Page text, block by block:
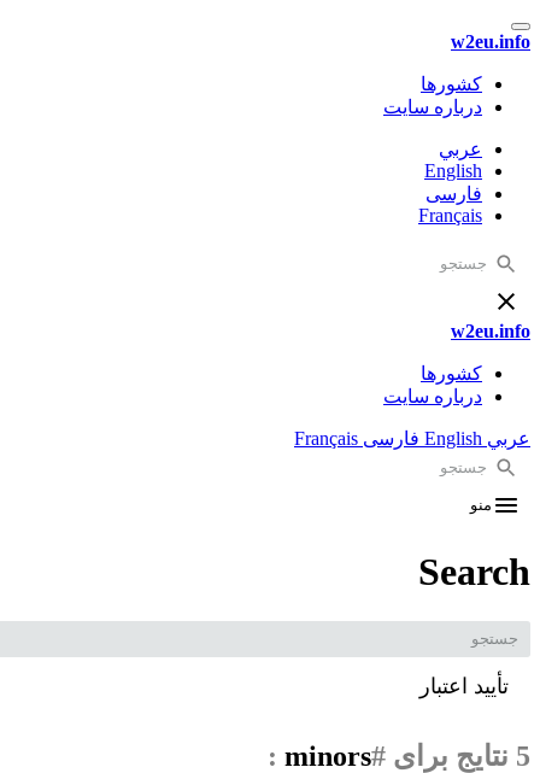
کشورها
درباره سایت
عربي
English
فارسی
Français
کشورها
درباره سایت
English فارسی Français
اعتبار
#
minors
: